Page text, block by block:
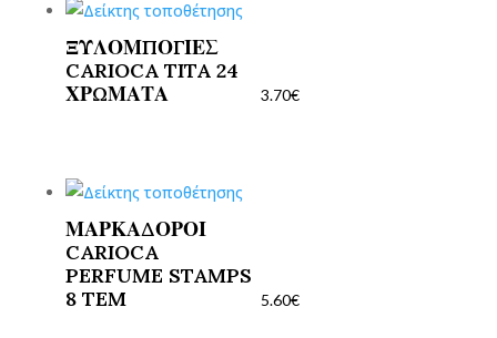
ΞΥΛΟΜΠΟΓΙΕΣ
CARIOCA TITA 24
ΧΡΩΜΑΤΑ
3.70€
ΜΑΡΚΑΔΟΡΟΙ
CARIOCA
PERFUME STAMPS
8 TEM
5.60€